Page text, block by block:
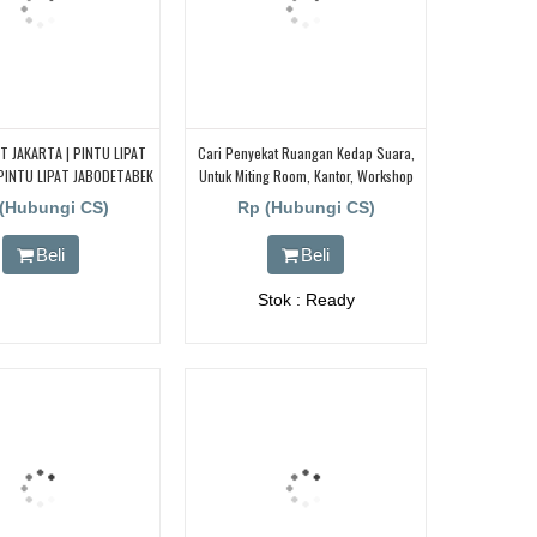
JAKARTA | PINTU LIPAT
LIPAT JABODETABEK
CS)
Beli
Cari Penyekat Ruangan Kedap Suara,
Untuk Miting Room, Kantor, Workshop
Abrik Pintu Panel Lipat Dengan
Peredam Suara, PINTU LIPAT
RUANGAN, Untuk Ballroom, HOTEL,
Rp (Hubungi CS)
Beli
Stok : Ready